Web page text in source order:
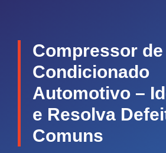
Compressor
Condicionado
Automotivo –
e Resolva
Comuns